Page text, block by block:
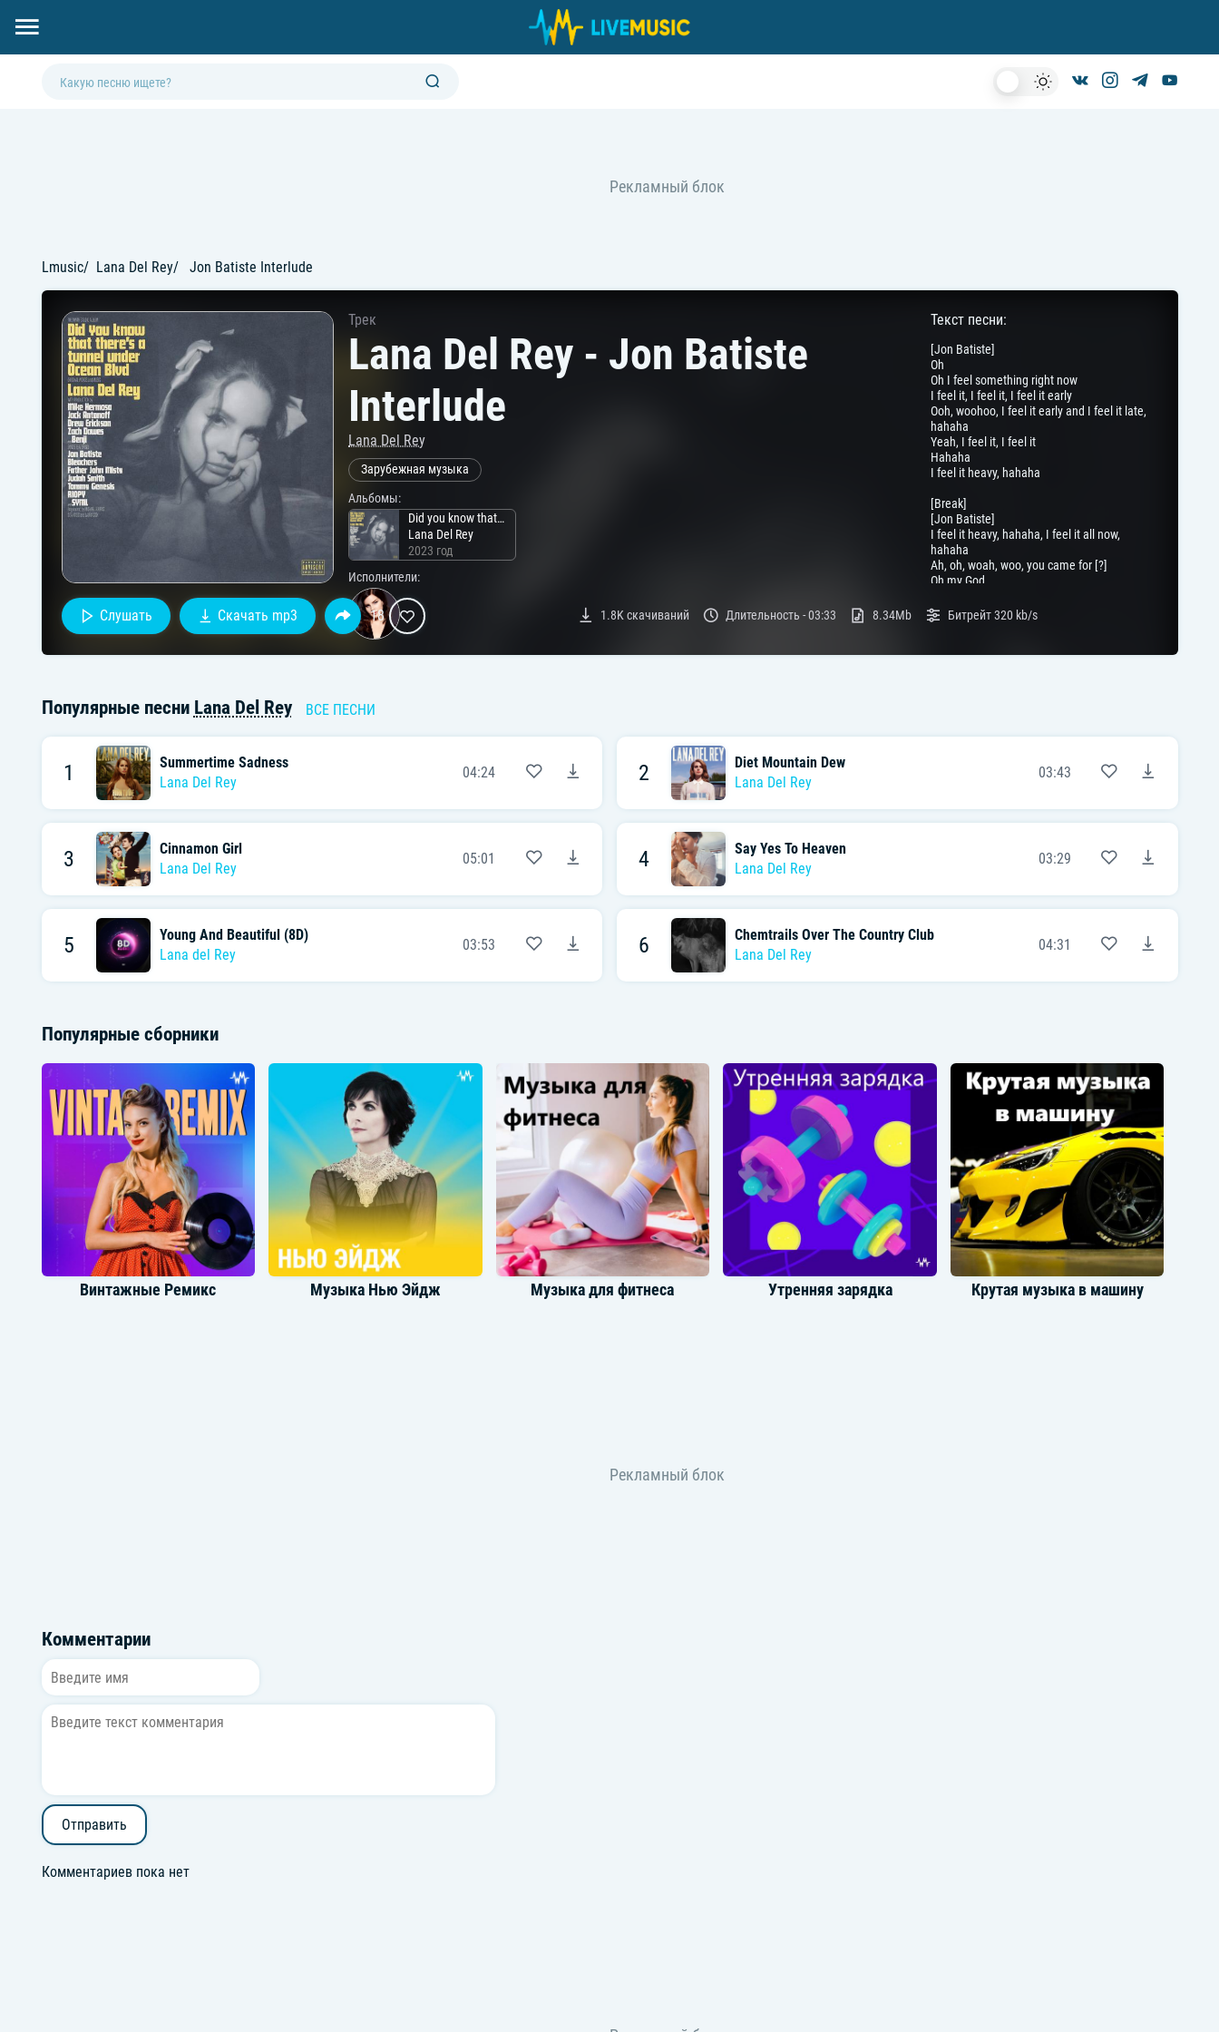
Lmusic Lana Del Rey Jon Batiste Interlude
Трек
Lana Del Rey - Jon Batiste
Interlude
Lana Del Rey
Зарубежная музыка
Альбомы:
Did you know that there’s a tunnel under Ocean Blvd
Lana Del Rey
2023 год
Исполнители:
Текст песни:
[Jon Batiste]
Oh
Oh I feel something right now
I feel it, I feel it, I feel it early
Ooh, woohoo, I feel it early and I feel it late,
hahaha
Yeah, I feel it, I feel it
Hahaha
I feel it heavy, hahaha
[Break]
[Jon Batiste]
I feel it heavy, hahaha, I feel it all now,
hahaha
Ah, oh, woah, woo, you came for [?]
Oh my God
[Break]
Yeah, ooh, woah
I feel it in my soul
That's pretty too, how about that?
Yeah, that too
Слушать Скачать mp3 18 1.8Kскачиваний Длительность -03:33 8.34Mb Битрейт320 kb/s
Популярные песни Lana Del Rey ВСЕ ПЕСНИ
1
Summertime Sadness
Lana Del Rey
04:24 2
Diet Mountain Dew
Lana Del Rey
03:43
3
Cinnamon Girl
Lana Del Rey
05:01 4
Say Yes To Heaven
Lana Del Rey
03:29
5
Young And Beautiful (8D)
Lana del Rey
03:53 6
Chemtrails Over The Country Club
Lana Del Rey
04:31
Популярные сборники
Винтажные Ремикс Музыка Нью Эйдж Музыка для фитнеса Утренняя зарядка Крутая музыка в машину
Комментарии
Отправить
Комментариев пока нет